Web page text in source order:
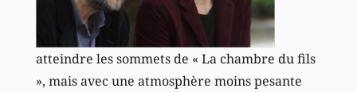
atteindre les sommets de « La chambre du fils
», mais avec une atmosphère moins pesante